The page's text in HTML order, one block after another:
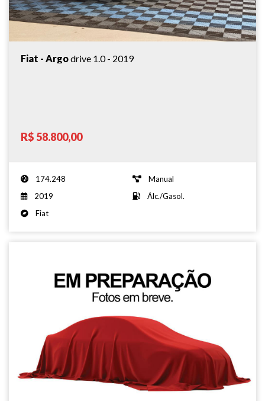
Fiat - Argodrive 1.0 - 2019
R$ 58.800,00
174.248
Manual
2019
Álc./Gasol.
Fiat